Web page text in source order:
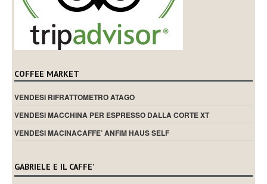
COFFEE MARKET
VENDESI RIFRATTOMETRO ATAGO
VENDESI MACCHINA PER ESPRESSO DALLA CORTE XT
VENDESI MACINACAFFE’ ANFIM HAUS SELF
GABRIELE E IL CAFFE’